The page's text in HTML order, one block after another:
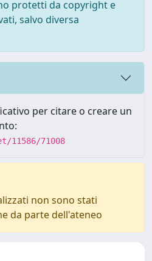
protetti da copyright e
salvo diversa
per citare o creare un
71008
non sono stati
da parte dell'ateneo